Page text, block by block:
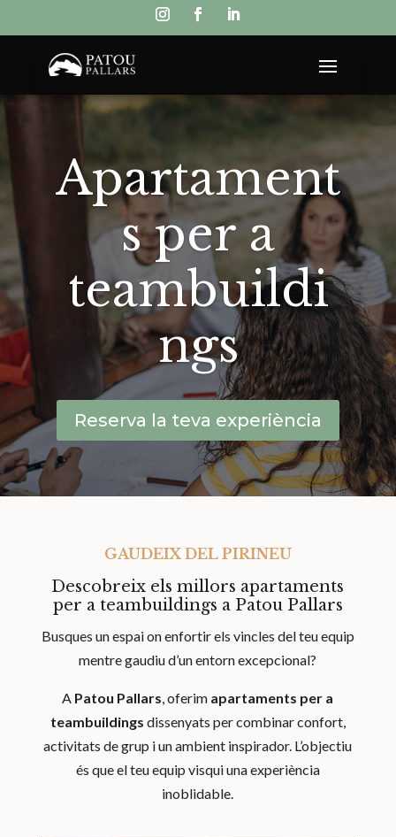
Apartament
s per a
teambuildi
ngs
Reserva la teva experiència
GAUDEIX DEL PIRINEU
Descobreix els millors apartaments
per a teambuildings a Patou Pallars
Busques un espai on enfortir els vincles del teu equip
mentre gaudiu d’un entorn excepcional?
A Patou Pallars, oferim apartaments per a
teambuildings dissenyats per combinar confort,
activitats de grup i un ambient inspirador. L’objectiu
és que el teu equip visqui una experiència
inoblidable.